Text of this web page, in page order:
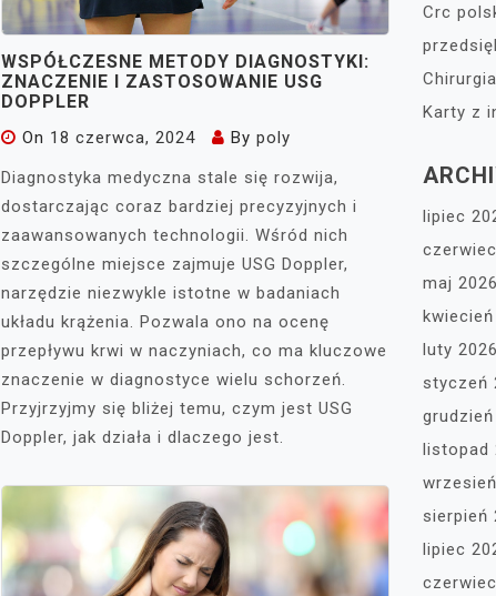
WSPÓŁCZESNE METODY DIAGNOSTYKI:
ZNACZENIE I ZASTOSOWANIE USG
DOPPLER
On 18 czerwca, 2024 By poly
Diagnostyka medyczna stale się rozwija,
dostarczając coraz bardziej precyzyjnych i
zaawansowanych technologii. Wśród nich
szczególne miejsce zajmuje USG Doppler,
narzędzie niezwykle istotne w badaniach
układu krążenia. Pozwala ono na ocenę
przepływu krwi w naczyniach, co ma kluczowe
znaczenie w diagnostyce wielu schorzeń.
Przyjrzyjmy się bliżej temu, czym jest USG
Doppler, jak działa i dlaczego jest.
Crc
Karty z
lipiec
maj 2026
kwiecień
luty 2026
styczeń
listopad
sierpień
lipiec